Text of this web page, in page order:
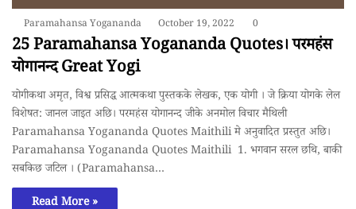
Paramahansa Yogananda October 19, 2022 0
25 Paramahansa Yogananda Quotes। परमहंस
योगानन्द Great Yogi
योगीकथा अमृत, विश्व प्रसिद्ध आत्मकथा पुस्तकके लेखक, एक योगी । जे क्रिया योगके लेल
विशेषत: जानल जाइत अछि। परमहंस योगानन्द जीके अनमोल विचार मैथिली
Paramahansa Yogananda Quotes Maithili मे अनुवादित प्रस्तुत अछि।
Paramahansa Yogananda Quotes Maithili 1. भगवान सरल छथि, बाकी
सबकिछ जटिल । (Paramahansa…
Read More »